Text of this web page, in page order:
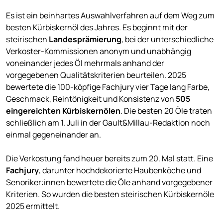
Es ist ein beinhartes Auswahlverfahren auf dem Weg zum
besten Kürbiskernöl des Jahres. Es beginnt mit der
steirischen Landesprämierung, bei der unterschiedliche
Verkoster-Kommissionen anonym und unabhängig
voneinander jedes Öl mehrmals anhand der
vorgegebenen Qualitätskriterien beurteilen. 2025
bewertete die 100-köpfige Fachjury vier Tage lang Farbe,
Geschmack, Reintönigkeit und Konsistenz von 505
eingereichten Kürbiskernölen. Die besten 20 Öle traten
schließlich am 1. Juli in der Gault&Millau-Redaktion noch
einmal gegeneinander an.
Die Verkostung fand heuer bereits zum 20. Mal statt. Eine
Fachjury, darunter hochdekorierte Haubenköche und
Senoriker:innen bewertete die Öle anhand vorgegebener
Kriterien. So wurden die besten steirischen Kürbiskernöle
2025 ermittelt.